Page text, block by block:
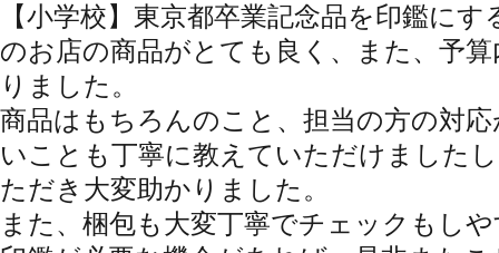
【小学校】東京都卒業記念品を印鑑に
のお店の商品がとても良く、また、予
りました。
商品はもちろんのこと、担当の方の対
いことも丁寧に教えていただけました
ただき大変助かりました。
また、梱包も大変丁寧でチェックもし